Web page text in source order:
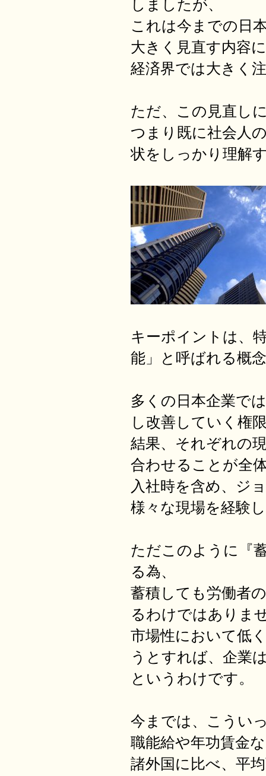
しましたが、
これは今までの日
大きく見直す内容
経済界では大きく
ただ、この見直し
つまり既に社会人
状をしっかり理解
キーポイントは、
能」と呼ばれる概
多くの日本企業で
し改善していく権
結果、それぞれの
合わせることが全
入社時を含め、ジ
様々な現場を経験
ただこのように『
る為、
蓄積しても労働者
るわけではありま
市場性において低
うとすれば、企業
というわけです。
今までは、こうい
職能給や年功賃金
諸外国に比べ、平